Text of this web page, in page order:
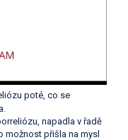
poté, co se
napadla v řadě
možnost přišla na mysl